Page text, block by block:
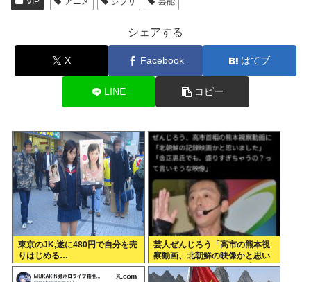
シェアする
X Facebook はてブ
LINE コピー
東京のJK,遂に480円で自分を売
りはじめる…
芸人ぜんじろう「高市の熊本視
察動画、北朝鮮の映像かと思い
ましたわ！金正恩でも、盛り過
ぎやろ！言いますよ！？」